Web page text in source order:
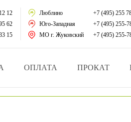
за больными
12
62
15
Люблино
+7 (495) 255
Юго-Западная
+7 (495) 255-
МО г. Жуковский
+7 (495) 255-
ОПЛАТА ПРОКАТ